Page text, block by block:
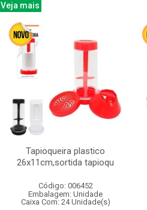
Veja mais
Tapioqueira plastico
26x11cm,sortida tapioqu
Código: 006452
Embalagem: Unidade
Caixa Com: 24 Unidade(s)